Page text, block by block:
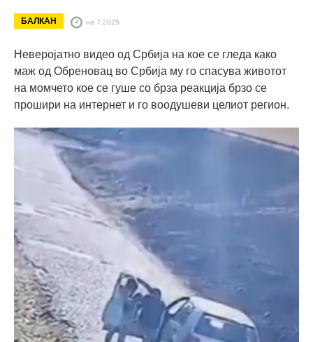
БАЛКАН на 7.2025
Неверојатно видео од Србија на кое се гледа како
маж од Обреновац во Србија му го спасува животот
на момчето кое се гуше со брза реакција брзо се
прошири на интернет и го воодушеви целиот регион.